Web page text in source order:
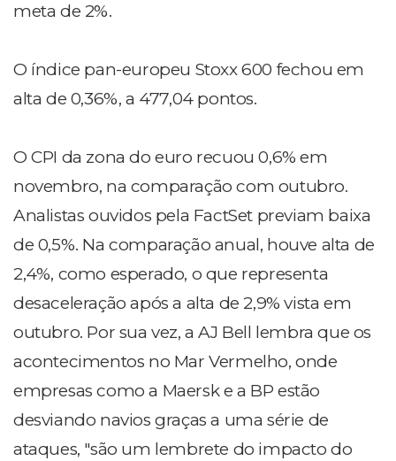
meta de 2%.
O índice pan-europeu Stoxx 600 fechou em
alta de 0,36%, a 477,04 pontos.
O CPI da zona do euro recuou 0,6% em
novembro, na comparação com outubro.
Analistas ouvidos pela FactSet previam baixa
de 0,5%. Na comparação anual, houve alta de
2,4%, como esperado, o que representa
desaceleração após a alta de 2,9% vista em
outubro. Por sua vez, a AJ Bell lembra que os
acontecimentos no Mar Vermelho, onde
empresas como a Maersk e a BP estão
desviando navios graças a uma série de
ataques, "são um lembrete do impacto do